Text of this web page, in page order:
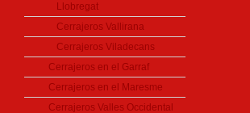
Llobregat
Cerrajeros Vallirana
Cerrajeros Viladecans
Cerrajeros en el Garraf
Cerrajeros en el Maresme
Cerrajeros Valles Occidental